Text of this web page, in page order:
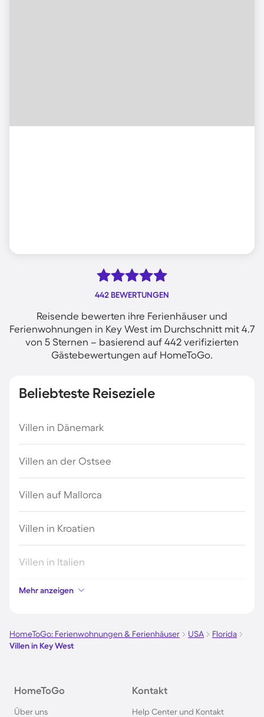
442 BEWERTUNGEN
Reisende bewerten ihre Ferienhäuser und
Ferienwohnungen in Key West im Durchschnitt mit 4.7
von 5 Sternen – basierend auf 442 verifizierten
Gästebewertungen auf HomeToGo.
Beliebteste Reiseziele
Villen in Dänemark
Villen an der Ostsee
Villen auf Mallorca
Villen in Kroatien
Villen in Italien
Villen in der Toskana
Villen in Spanien
Villen in Rimini
Mehr anzeigen
HomeToGo: Ferienwohnungen & Ferienhäuser USA
Florida
Villen in Key West
HomeToGo
Über uns
Kontakt
Help Center und Kontakt